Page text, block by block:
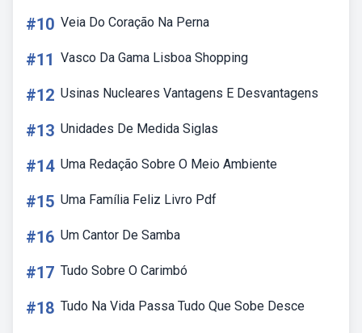
#10 Veia Do Coração Na Perna
#11 Vasco Da Gama Lisboa Shopping
#12 Usinas Nucleares Vantagens E Desvantagens
#13 Unidades De Medida Siglas
#14 Uma Redação Sobre O Meio Ambiente
#15 Uma Família Feliz Livro Pdf
#16 Um Cantor De Samba
#17 Tudo Sobre O Carimbó
#18 Tudo Na Vida Passa Tudo Que Sobe Desce